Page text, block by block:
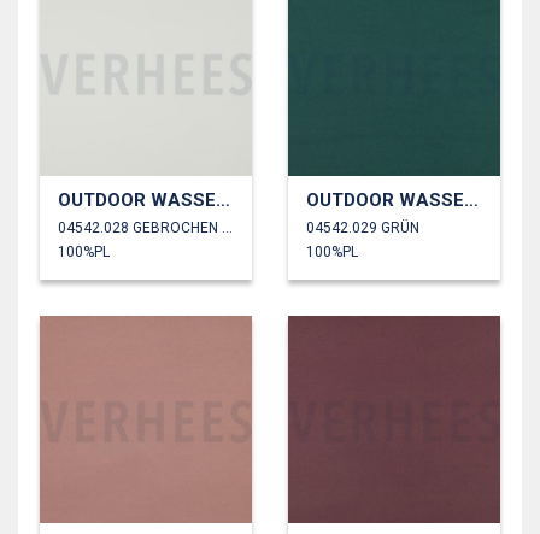
OUTDOOR WASSERDICHT
100%PL
OUTDOOR WASSERDICHT
04542.029 GRÜN
100%PL